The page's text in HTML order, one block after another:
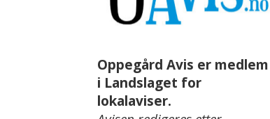
Oppegård Avis er medlem
i Landslaget for
lokalaviser.